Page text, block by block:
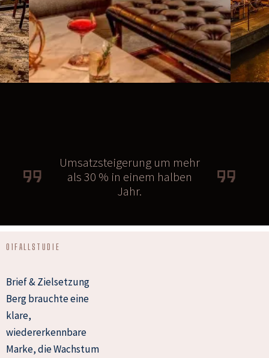
Umsatzsteigerung um mehr
als 30 % in einem halben
Jahr.
01 FALLSTUDIE
Brief & Zielsetzung
Berg brauchte eine
klare,
wiedererkennbare
Marke, die Wachstum